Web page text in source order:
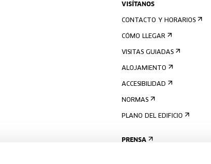
VISÍTANOS
CONTACTO Y HORARIOS
CÓMO LLEGAR
VISITAS GUIADAS
ALOJAMIENTO
ACCESIBILIDAD
NORMAS
PLANO DEL EDIFICIO
PRENSA